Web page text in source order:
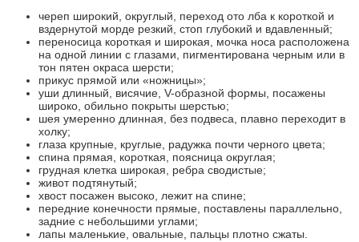
череп широкий, округлый, переход ото лба к короткой и
вздернутой морде резкий, стоп глубокий и вдавленный;
переносица короткая и широкая, мочка носа расположена
на одной линии с глазами, пигментирована черным или в
тон пятен окраса шерсти;
прикус прямой или «ножницы»;
уши длинный, висячие, V-образной формы, посажены
широко, обильно покрыты шерстью;
шея умеренно длинная, без подвеса, плавно переходит в
холку;
глаза крупные, круглые, радужка почти черного цвета;
спина прямая, короткая, поясница округлая;
грудная клетка широкая, ребра сводистые;
живот подтянутый;
хвост посажен высоко, лежит на спине;
передние конечности прямые, поставлены параллельно,
задние с небольшими углами;
лапы маленькие, овальные, пальцы плотно сжаты.